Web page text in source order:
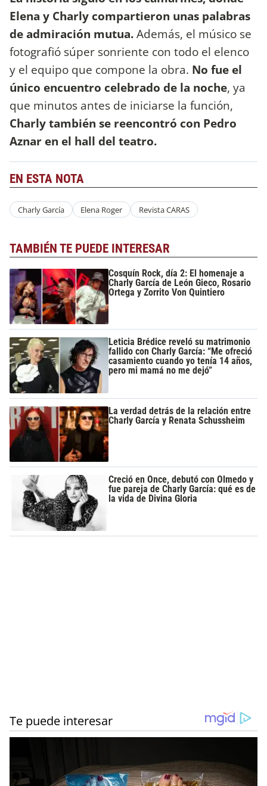
Elena y Charly compartieron unas palabras
de admiración mutua.Además, el músico se
fotografió súper sonriente con todo el elenco
y el equipo que compone la obra. No fue el
único encuentro celebrado de la noche, ya
que minutos antes de iniciarse la función,
Charly también se reencontró con Pedro
Aznar en el hall del teatro.
EN ESTA NOTA
Charly García Elena Roger Revista CARAS
TAMBIÉN TE PUEDE INTERESAR
Cosquín Rock, día 2: El homenaje a
Charly García de León Gieco, Rosario
Ortega y Zorrito Von Quintiero
Leticia Brédice reveló su matrimonio
fallido con Charly García: “Me ofreció
casamiento cuando yo tenía 14 años,
pero mi mamá no me dejó”
La verdad detrás de la relación entre
Charly García y Renata Schussheim
Creció en Once, debutó con Olmedo y
fue pareja de Charly García: qué es de
la vida de Divina Gloria